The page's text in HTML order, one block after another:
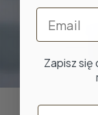
Email
Zapisz